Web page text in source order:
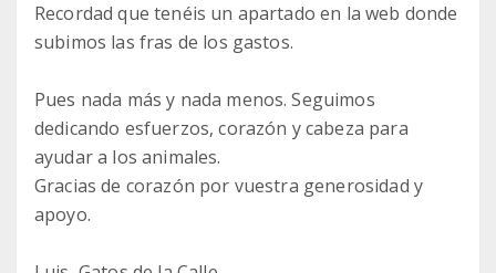
Recordad que tenéis un apartado en la web donde
subimos las fras de los gastos.
Pues nada más y nada menos. Seguimos
dedicando esfuerzos, corazón y cabeza para
ayudar a los animales.
Gracias de corazón por vuestra generosidad y
apoyo.